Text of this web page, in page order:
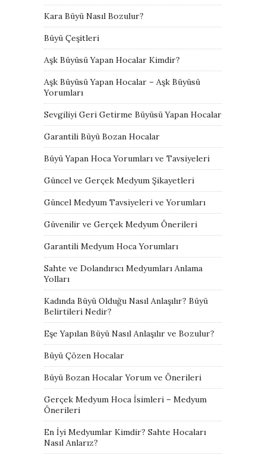
Kara Büyü Nasıl Bozulur?
Büyü Çeşitleri
Aşk Büyüsü Yapan Hocalar Kimdir?
Aşk Büyüsü Yapan Hocalar – Aşk Büyüsü
Yorumları
Sevgiliyi Geri Getirme Büyüsü Yapan Hocalar
Garantili Büyü Bozan Hocalar
Büyü Yapan Hoca Yorumları ve Tavsiyeleri
Güncel ve Gerçek Medyum Şikayetleri
Güncel Medyum Tavsiyeleri ve Yorumları
Güvenilir ve Gerçek Medyum Önerileri
Garantili Medyum Hoca Yorumları
Sahte ve Dolandırıcı Medyumları Anlama
Yolları
Kadında Büyü Olduğu Nasıl Anlaşılır? Büyü
Belirtileri Nedir?
Eşe Yapılan Büyü Nasıl Anlaşılır ve Bozulur?
Büyü Çözen Hocalar
Büyü Bozan Hocalar Yorum ve Önerileri
Gerçek Medyum Hoca İsimleri – Medyum
Önerileri
En İyi Medyumlar Kimdir? Sahte Hocaları
Nasıl Anlarız?